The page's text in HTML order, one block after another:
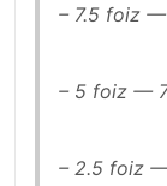
– 7.5 foiz
– 5 foiz —
– 2.5 foiz